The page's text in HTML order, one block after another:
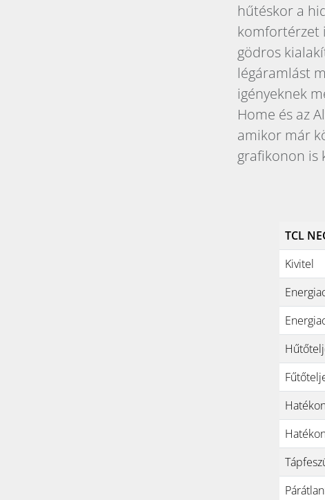
hűtéskor a
komfortérzet
gödros
légáramlást
igényeknek
Home és az
amikor már
grafikonon is
TCL
Kivitel